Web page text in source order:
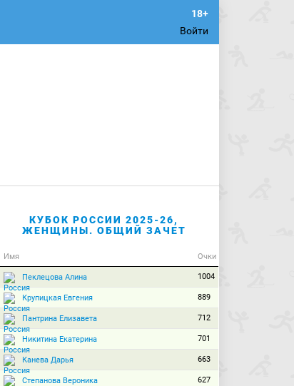
Войти
КУБОК РОССИИ 2025-26,
ЖЕНЩИНЫ. ОБЩИЙ ЗАЧЕТ
Имя Очки
Пеклецова Алина 1004
Крупицкая Евгения 889
Пантрина Елизавета 712
Никитина Екатерина 701
Канева Дарья 663
Степанова Вероника 627